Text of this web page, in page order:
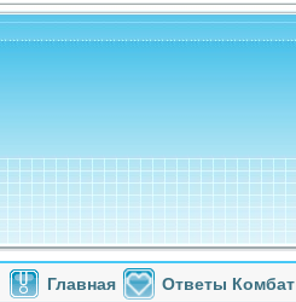
Главная Ответы Комбат